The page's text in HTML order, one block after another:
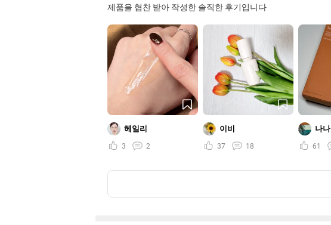
제품을 협찬 받아 작성한 솔직한 후기입니다
헤일리
3 2
이비
37 18
나나
61